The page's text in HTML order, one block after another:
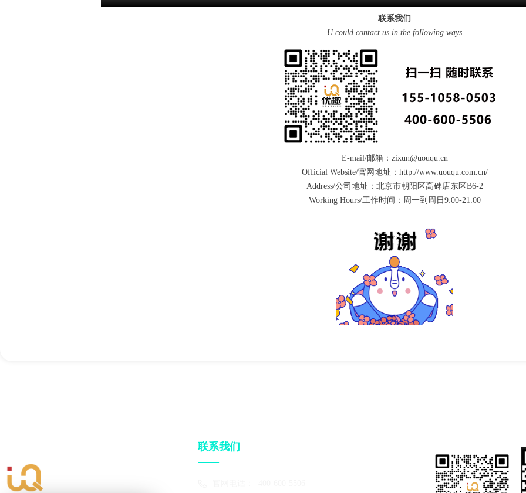
联系我们
U could contact us in the following ways
E-mail/邮箱：zixun@uouqu.cn
Official Website/官网地址：http://www.uouqu.com.cn/
Address/公司地址：北京市朝阳区高碑店东区B6-2
Working Hours/工作时间：周一到周日9:00-21:00
联系我们
——